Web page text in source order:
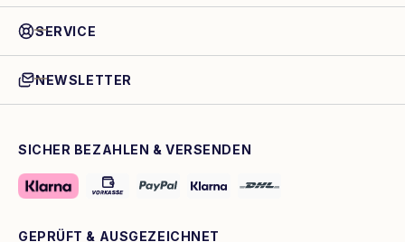
SERVICE
NEWSLETTER
SICHER BEZAHLEN & VERSENDEN
GEPRÜFT & AUSGEZEICHNET